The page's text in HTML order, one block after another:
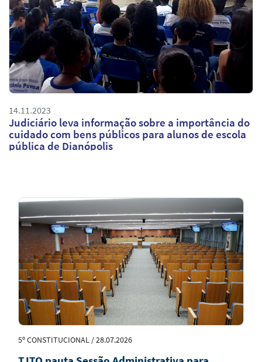
14.11.2023
Judiciário leva informação sobre a importância do
cuidado com bens públicos para alunos de escola
pública de Dianópolis
Notícias
em
Destaque
5º CONSTITUCIONAL / 28.07.2026